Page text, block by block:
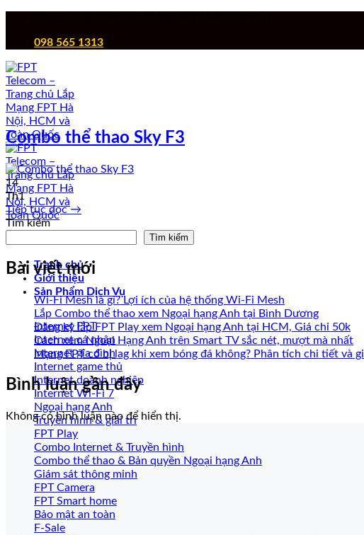
098 565 1313
Tranh chủ
Giới thiệu
Sản Phẩm Dịch Vụ
Internet FPT
Internet cá nhân
Internet gia đình
Internet game thủ
Internet doanh nghiệp
Internet Wi-Fi 7
Ngoại hạng Anh
Truyền hình & giải trí
FPT Play
Combo Internet & Truyền hình
Combo thể thao & Bản quyền Ngoại hạng Anh
Giám sát thông minh
FPT Camera
FPT Smart home
Bảo mật an toàn
F-Sale
Combo thể thao Sky F3
14
Th1
Tiếp tục đọc→
Tìm kiếm
Tìm kiếm
Bài viết mới
Wi-Fi Mesh là gì? Lợi ích của hệ thống Wi-Fi Mesh
Lắp Combo thể thao xem Ngoại hạng Anh tại Bình Dương
Đăng ký lắp FPT Play xem Ngoại hạng Anh tại HCM, Giá chỉ 50k
Cách xem Ngoại Hạng Anh trên Smart TV sắc nét, mượt mà nhất
Mạng FPT có bị lag khi xem bóng đá không? Phân tích chi tiết và
Bình luận gần đây
Không có bình luận nào để hiển thị.